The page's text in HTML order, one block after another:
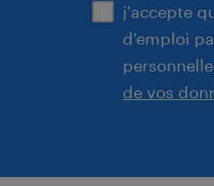
j'accepte
d'emploi
de vos